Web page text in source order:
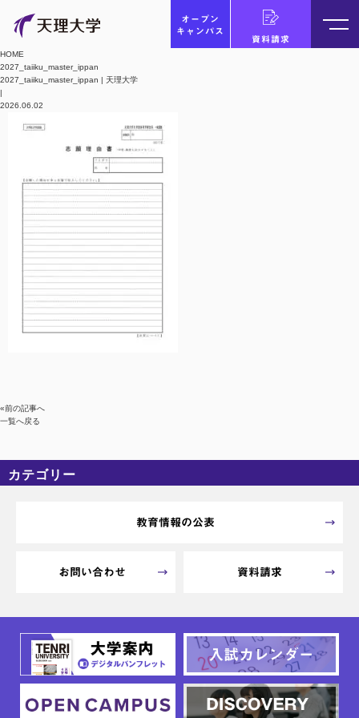
オープン
キャンパス
資料請求
HOME
2027_taiiku_master_ippan
2027_taiiku_master_ippan | 天理大学
|
2026.06.02
«前の記事へ
一覧へ戻る
カテゴリー
教育情報の公表
お問い合わせ 資料請求